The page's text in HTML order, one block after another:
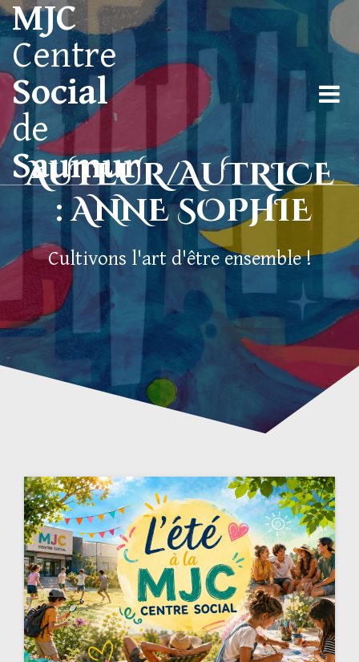
MJC
Centre
Social
de
Saumur
AUTEUR/AUTRICE
:ANNE SOPHIE
Cultivons l'art d'être ensemble !